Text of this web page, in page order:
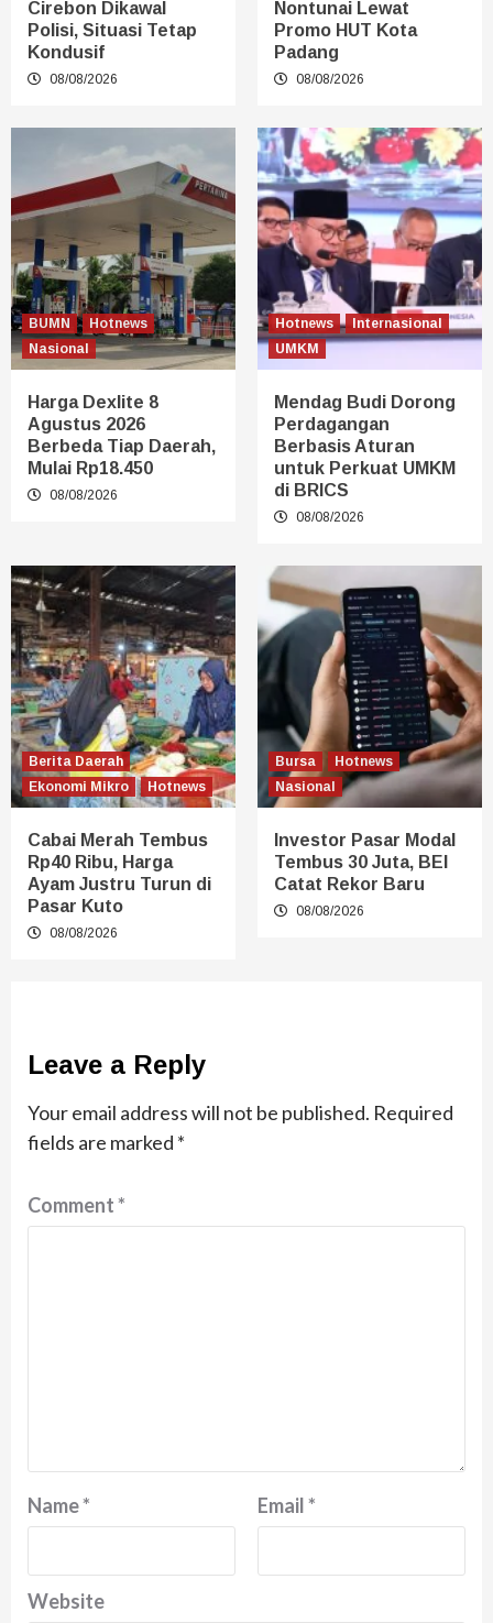
Cirebon Dikawal
Polisi, Situasi Tetap
Kondusif
08/08/2026
Nontunai Lewat
Promo HUT Kota
Padang
08/08/2026
BUMN
Hotnews
Nasional
Harga Dexlite 8
Agustus 2026
Berbeda Tiap Daerah,
Mulai Rp18.450
08/08/2026
Hotnews
Internasional
UMKM
Mendag Budi Dorong
Perdagangan
Berbasis Aturan
untuk Perkuat UMKM
di BRICS
08/08/2026
Berita Daerah
Ekonomi Mikro
Hotnews
Cabai Merah Tembus
Rp40 Ribu, Harga
Ayam Justru Turun di
Pasar Kuto
08/08/2026
Bursa
Hotnews
Nasional
Investor Pasar Modal
Tembus 30 Juta, BEI
Catat Rekor Baru
08/08/2026
Leave a Reply
Your email address will not be published. Required
fields are marked *
Comment*
Name* Email*
Website